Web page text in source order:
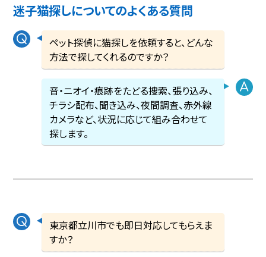
迷子猫探しについてのよくある質問
ペット探偵に猫探しを依頼すると、どんな
方法で探してくれるのですか？
音・ニオイ・痕跡をたどる捜索、張り込み、
チラシ配布、聞き込み、夜間調査、赤外線
カメラなど、状況に応じて組み合わせて
探します。
東京都立川市でも即日対応してもらえま
すか？